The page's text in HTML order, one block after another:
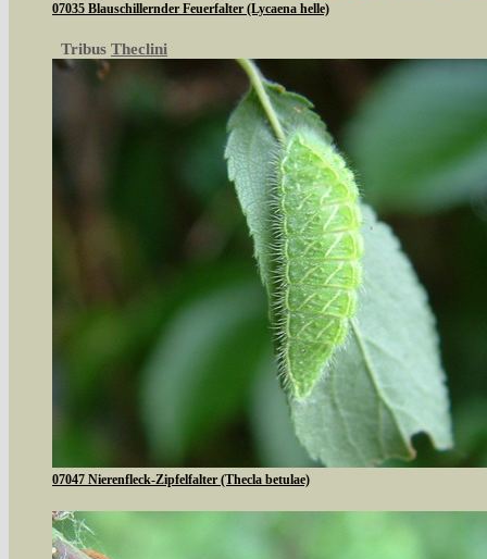
07035 Blauschillernder Feuerfalter (Lycaena helle)
Tribus Theclini
07047 Nierenfleck-Zipfelfalter (Thecla betulae)